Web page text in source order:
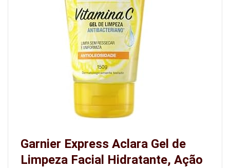
Garnier Express Aclara Gel de
Limpeza Facial Hidratante, Ação